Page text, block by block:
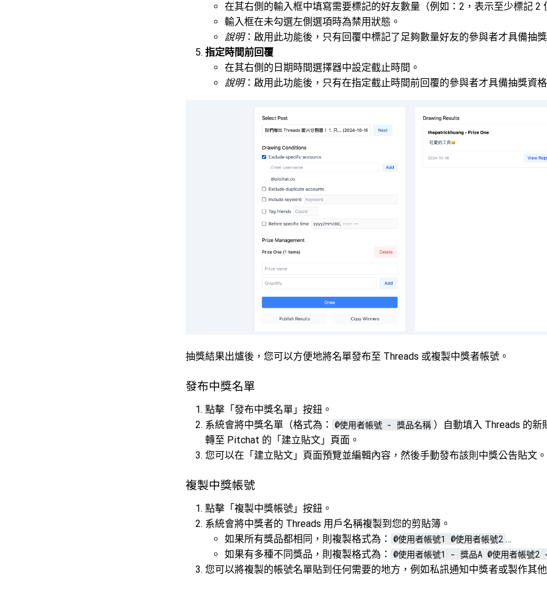
在其右側的輸入框中填寫需要標記的好友數量（例如：2，表示至少標記 2
輸入框在未勾選左側選項時為禁用狀態。
說明：啟用此功能後，只有回覆中標記了足夠數量好友的參與者才具備抽
指定時間前回覆
在其右側的日期時間選擇器中設定截止時間。
說明：啟用此功能後，只有在指定截止時間前回覆的參與者才具備抽獎資
抽獎結果出爐後，您可以方便地將名單發布至 Threads 或複製中獎者帳號。
發布中獎名單
點擊「發布中獎名單」按鈕。
系統會將中獎名單（格式為： @使用者帳號 - 獎品名稱 ）自動填入 Threads 的新
轉至 Pitchat 的「建立貼文」頁面。
您可以在「建立貼文」頁面預覽並編輯內容，然後手動發布該則中獎公告貼文。
複製中獎帳號
點擊「複製中獎帳號」按鈕。
系統會將中獎者的 Threads 用戶名稱複製到您的剪貼簿。
如果所有獎品都相同，則複製格式為： @使用者帳號1 @使用者帳號2 …
如果有多種不同獎品，則複製格式為： @使用者帳號1 - 獎品A @使用者帳號
您可以將複製的帳號名單貼到任何需要的地方，例如私訊通知中獎者或製作其